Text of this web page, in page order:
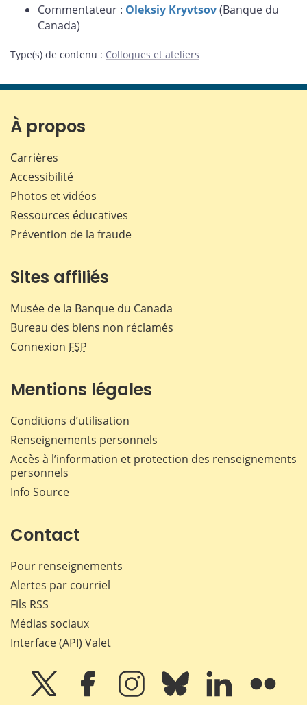
Commentateur : Oleksiy Kryvtsov(Banque du
Canada)
Type(s) de contenu : Colloques et ateliers
À propos
Carrières
Accessibilité
Photos et vidéos
Ressources éducatives
Prévention de la fraude
Sites affiliés
Musée de la Banque du Canada
Bureau des biens non réclamés
Connexion FSP
Mentions légales
Conditions d’utilisation
Renseignements personnels
Accès à l’information et protection des renseignements
personnels
Info Source
Contact
Pour renseignements
Alertes par courriel
Fils RSS
Médias sociaux
Interface (API) Valet